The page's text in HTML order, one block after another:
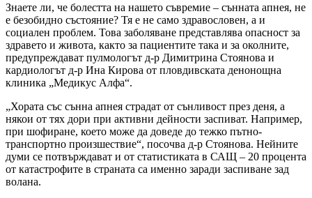
Знаете ли, че болестта на нашето съвремие – сънната апнея, не
е безобидно състояние? Тя е не само здравословен, а и
социален проблем. Това заболяване представлява опасност за
здравето и живота, както за пациентите така и за околните,
предупреждават пулмологът д-р Димитрина Стоянова и
кардиологът д-р Ина Кирова от пловдивската денонощна
клиника „Медикус Алфа“.
„Хората със сънна апнея страдат от сънливост през деня, а
някои от тях дори при активни дейности заспиват. Например,
при шофиране, което може да доведе до тежко пътно-
транспортно произшествие“, посочва д-р Стоянова. Нейните
думи се потвърждават и от статистиката в САЩ – 20 процента
от катастрофите в страната са именно заради заспиване зад
волана.